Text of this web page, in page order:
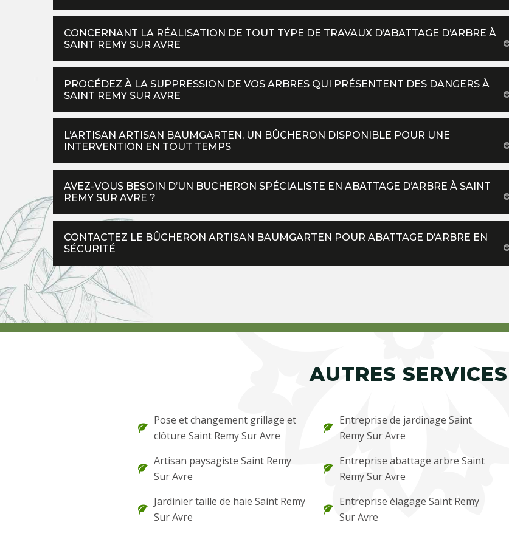
CONCERNANT LA RÉALISATION DE TOUT TYPE DE TRAVAUX D’ABATTAGE D’ARBRE À
SAINT REMY SUR AVRE
PROCÉDEZ À LA SUPPRESSION DE VOS ARBRES QUI PRÉSENTENT DES DANGERS À
SAINT REMY SUR AVRE
L’ARTISAN ARTISAN BAUMGARTEN, UN BÛCHERON DISPONIBLE POUR UNE
INTERVENTION EN TOUT TEMPS
AVEZ-VOUS BESOIN D’UN BUCHERON SPÉCIALISTE EN ABATTAGE D’ARBRE À SAINT
REMY SUR AVRE ?
CONTACTEZ LE BÛCHERON ARTISAN BAUMGARTEN POUR ABATTAGE D’ARBRE EN
SÉCURITÉ
AUTRES SERVICES
Pose et changement grillage et
clôture Saint Remy Sur Avre
Artisan paysagiste Saint Remy
Sur Avre
Jardinier taille de haie Saint Remy
Sur Avre
Entreprise de jardinage Saint
Remy Sur Avre
Entreprise abattage arbre Saint
Remy Sur Avre
Entreprise élagage Saint Remy
Sur Avre